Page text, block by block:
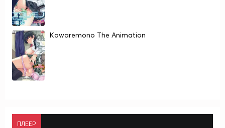
Kowaremono The Animation
ПЛЕЕР